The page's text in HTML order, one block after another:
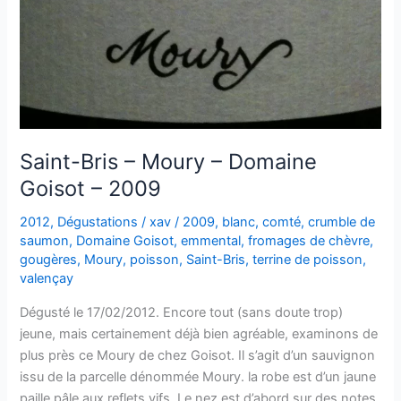
Saint-Bris – Moury – Domaine
Goisot – 2009
2012, Dégustations /xav/ 2009, blanc,comté,crumble de
saumon, Domaine Goisot,emmental,fromages de chèvre,
gougères, Moury, poisson, Saint-Bris,terrine de poisson,
valençay
Dégusté le 17/02/2012. Encore tout (sans doute trop)
jeune, mais certainement déjà bien agréable, examinons de
plus près ce Moury de chez Goisot. Il s’agit d’un sauvignon
issu de la parcelle dénommée Moury. la robe est d’un jaune